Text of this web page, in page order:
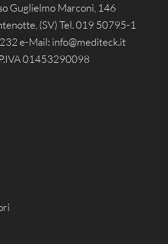
Guglielmo Marconi, 146
(SV) Tel. 019 50795-1
e-Mail: info@mediteck.it
01453290098